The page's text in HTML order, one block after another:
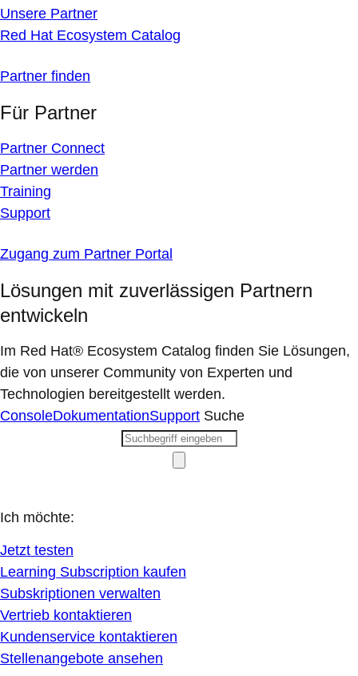
Unsere Partner
Red Hat Ecosystem Catalog
Partner finden
Für Partner
Partner Connect
Partner werden
Training
Support
Zugang zum Partner Portal
Lösungen mit zuverlässigen Partnern
entwickeln
Im Red Hat® Ecosystem Catalog finden Sie Lösungen,
die von unserer Community von Experten und
Technologien bereitgestellt werden.
ConsoleDokumentationSupport Suche
Ich möchte:
Jetzt testen
Learning Subscription kaufen
Subskriptionen verwalten
Vertrieb kontaktieren
Kundenservice kontaktieren
Stellenangebote ansehen